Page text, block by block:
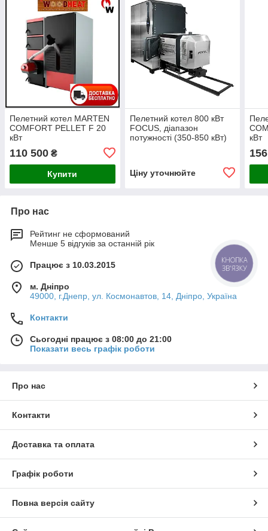
Пелетний котел MARTEN
COMFORT PELLET F 20
кВт
110 500 ₴
Купити
Пелетний котел 800 кВт
FOCUS, діапазон
потужності (350-850 кВт)
Ціну уточнюйте
кВт
Про нас
Рейтинг не сформований
Менше 5 відгуків за останній рік
Працює з 10.03.2015
м. Дніпро
49000, г.Днепр, ул. Космонавтов, 14, Дніпро, Україна
Контакти
Сьогодні працює з 08:00 до 21:00
Показати весь графік роботи
Про нас
Контакти
Доставка та оплата
Графік роботи
Повна версія сайту
КНОПКА
ЗВ'ЯЗКУ